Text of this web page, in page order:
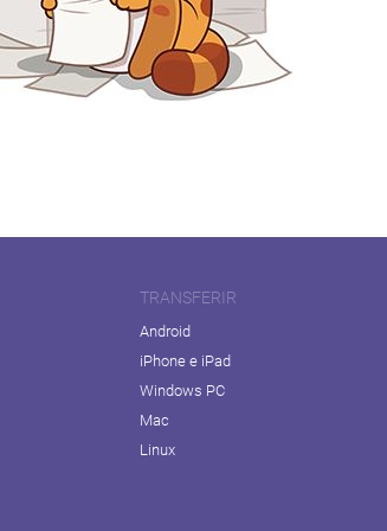
TRANSFERIR
Android
iPhone e iPad
Windows PC
Mac
Linux